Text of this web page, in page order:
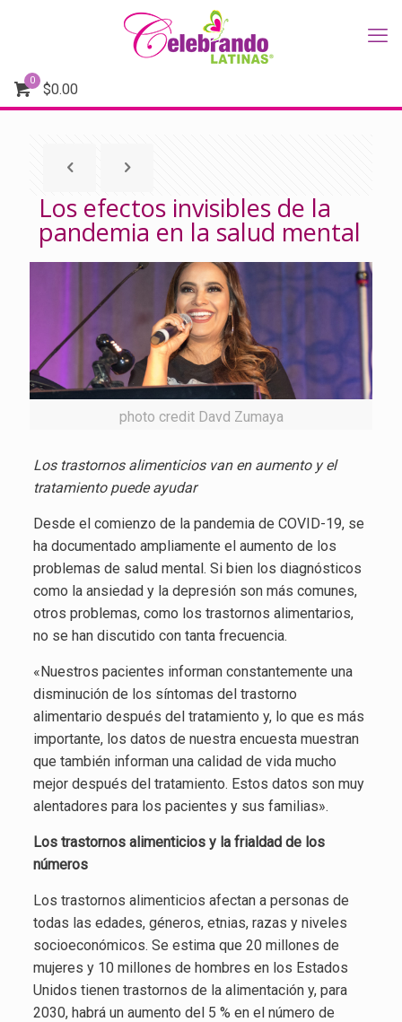
0
$0.00
Los efectos invisibles de la
pandemia en la salud mental
photo credit Davd Zumaya
Los trastornos alimenticios van en aumento y el
tratamiento puede ayudar
Desde el comienzo de la pandemia de COVID-19, se
ha documentado ampliamente el aumento de los
problemas de salud mental. Si bien los diagnósticos
como la ansiedad y la depresión son más comunes,
otros problemas, como los trastornos alimentarios,
no se han discutido con tanta frecuencia.
«Nuestros pacientes informan constantemente una
disminución de los síntomas del trastorno
alimentario después del tratamiento y, lo que es más
importante, los datos de nuestra encuesta muestran
que también informan una calidad de vida mucho
mejor después del tratamiento. Estos datos son muy
alentadores para los pacientes y sus familias».
Los trastornos alimenticios y la frialdad de los
números
Los trastornos alimenticios afectan a personas de
todas las edades, géneros, etnias, razas y niveles
socioeconómicos. Se estima que 20 millones de
mujeres y 10 millones de hombres en los Estados
Unidos tienen trastornos de la alimentación y, para
2030, habrá un aumento del 5 % en el número de